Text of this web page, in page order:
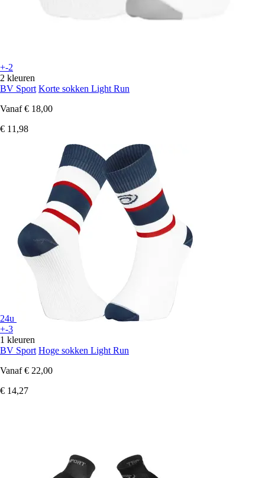
+-2
2 kleuren
BV Sport Korte sokken Light Run
Vanaf € 18,00
€ 11,98
24u
+-3
1 kleuren
BV Sport Hoge sokken Light Run
Vanaf € 22,00
€ 14,27